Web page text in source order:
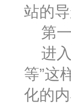
站的
第一
进入
等”这
化的